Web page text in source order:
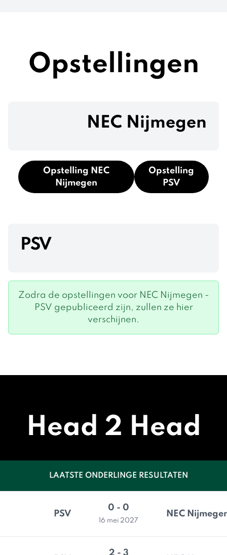
Opstellingen
NEC Nijmegen
Opstelling NEC
Nijmegen
Opstelling
PSV
PSV
Zodra de opstellingen voor NEC Nijmegen -
PSV gepubliceerd zijn, zullen ze hier
verschijnen.
Head 2 Head
LAATSTE ONDERLINGE RESULTATEN
PSV
0 - 0
16 mei 2027
NEC
2 - 3